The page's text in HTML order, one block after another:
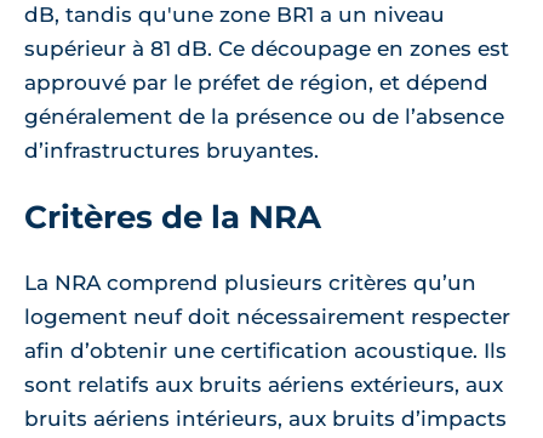
dB, tandis qu'une zone BR1 a un niveau
supérieur à 81 dB. Ce découpage en zones est
approuvé par le préfet de région, et dépend
généralement de la présence ou de l’absence
d’infrastructures bruyantes.
Critères de la NRA
La NRA comprend plusieurs critères qu’un
logement neuf doit nécessairement respecter
afin d’obtenir une certification acoustique. Ils
sont relatifs aux bruits aériens extérieurs, aux
bruits aériens intérieurs, aux bruits d’impacts